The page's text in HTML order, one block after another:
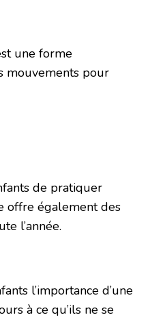
une forme
mouvements pour
de pratiquer
offre également des
l’année.
l’importance d’une
à ce qu’ils ne se